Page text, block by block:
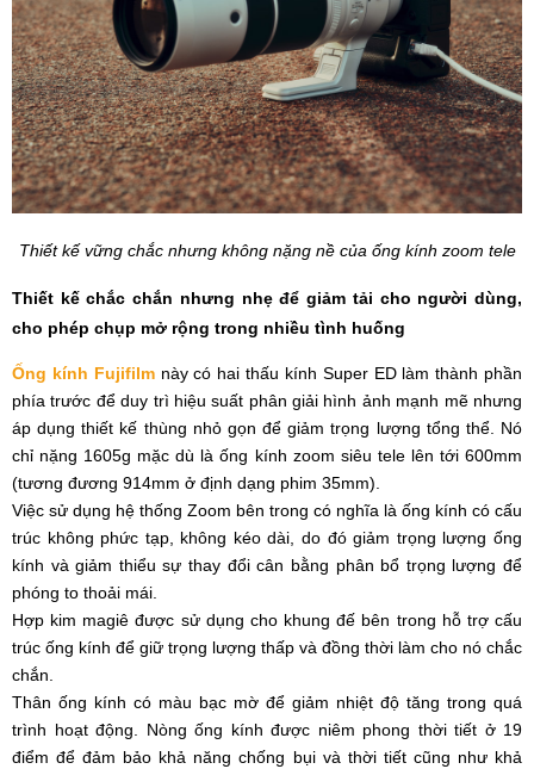
Thiết kế vững chắc nhưng không nặng nề của ống kính zoom tele
Thiết kế chắc chắn nhưng nhẹ để giảm tải cho người dùng,
cho phép chụp mở rộng trong nhiều tình huống
Ống kính Fujifilm này có hai thấu kính Super ED làm thành phần
phía trước để duy trì hiệu suất phân giải hình ảnh mạnh mẽ nhưng
áp dụng thiết kế thùng nhỏ gọn để giảm trọng lượng tổng thể. Nó
chỉ nặng 1605g mặc dù là ống kính zoom siêu tele lên tới 600mm
(tương đương 914mm ở định dạng phim 35mm).
Việc sử dụng hệ thống Zoom bên trong có nghĩa là ống kính có cấu
trúc không phức tạp, không kéo dài, do đó giảm trọng lượng ống
kính và giảm thiểu sự thay đổi cân bằng phân bổ trọng lượng để
phóng to thoải mái.
Hợp kim magiê được sử dụng cho khung đế bên trong hỗ trợ cấu
trúc ống kính để giữ trọng lượng thấp và đồng thời làm cho nó chắc
chắn.
Thân ống kính có màu bạc mờ để giảm nhiệt độ tăng trong quá
trình hoạt động. Nòng ống kính được niêm phong thời tiết ở 19
điểm để đảm bảo khả năng chống bụi và thời tiết cũng như khả